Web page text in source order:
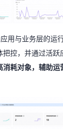
用与业务层的运
把控，并通过活
消耗对象，辅助运